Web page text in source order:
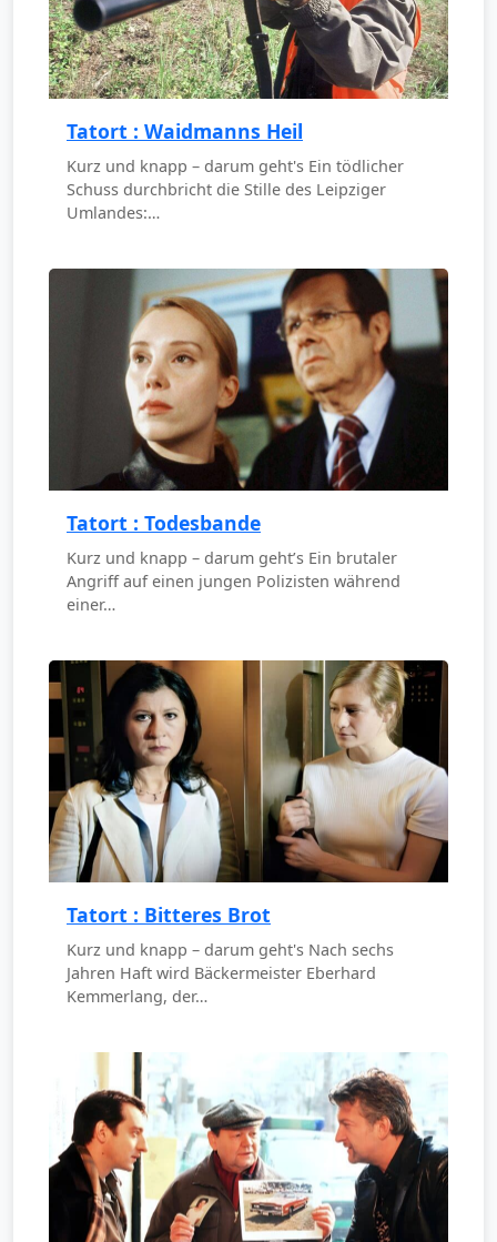
Tatort : Waidmanns Heil
Kurz und knapp – darum geht's Ein tödlicher
Schuss durchbricht die Stille des Leipziger
Umlandes:…
Tatort : Todesbande
Kurz und knapp – darum geht’s Ein brutaler
Angriff auf einen jungen Polizisten während
einer…
Tatort : Bitteres Brot
Kurz und knapp – darum geht's Nach sechs
Jahren Haft wird Bäckermeister Eberhard
Kemmerlang, der…